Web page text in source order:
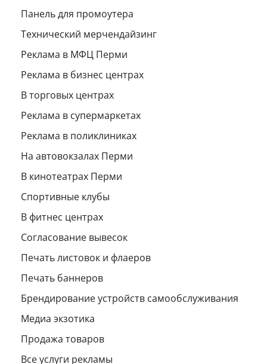
Панель для промоутера
Технический мерчендайзинг
Реклама в МФЦ Перми
Реклама в бизнес центрах
В торговых центрах
Реклама в супермаркетах
Реклама в поликлиниках
На автовокзалах Перми
В кинотеатрах Перми
Спортивные клубы
В фитнес центрах
Согласование вывесок
Печать листовок и флаеров
Печать баннеров
Брендирование устройств самообслуживания
Медиа экзотика
Продажа товаров
Все услуги рекламы